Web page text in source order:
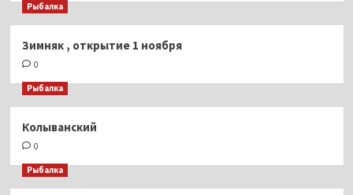
Рыбалка
Зимняк , открытие 1 ноября
0
Рыбалка
Колыванский
0
Рыбалка